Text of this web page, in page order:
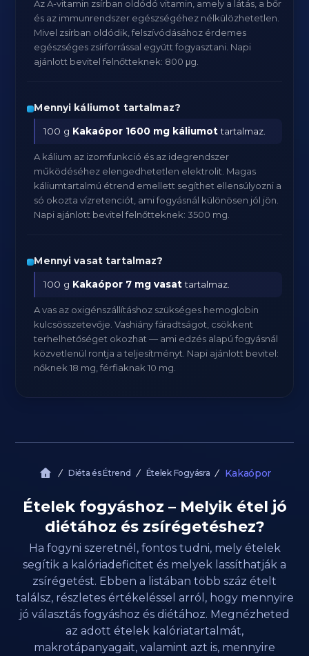
Az A-vitamin zsírban oldódó vitamin, amely a látás, a bőr
és az immunrendszer egészségéhez nélkülözhetetlen.
Mivel zsírban oldódik, felszívódásához érdemes
egészséges zsírforrással együtt fogyasztani. Napi
ajánlott bevitel felnőtteknek: 800 μg.
Mennyi káliumot tartalmaz?
100 g Kakaópor 1600 mg káliumottartalmaz.
A kálium az izomfunkció és az idegrendszer
működéséhez elengedhetetlen elektrolit. Magas
káliumtartalmú étrend emellett segíthet ellensúlyozni a
só okozta vízretenciót, ami fogyásnál különösen jól jön.
Napi ajánlott bevitel felnőtteknek: 3500 mg.
Mennyi vasat tartalmaz?
100 g Kakaópor 7 mg vasattartalmaz.
A vas az oxigénszállításhoz szükséges hemoglobin
kulcsösszetevője. Vashiány fáradtságot, csökkent
terhelhetőséget okozhat — ami edzés alapú fogyásnál
közvetlenül rontja a teljesítményt. Napi ajánlott bevitel:
nőknek 18 mg, férfiaknak 10 mg.
Diéta és Étrend Ételek Fogyásra Kakaópor
Ételek fogyáshoz – Melyik étel jó
diétához és zsírégetéshez?
Ha fogyni szeretnél, fontos tudni, mely ételek
segítik a kalóriadeficitet és melyek lassíthatják a
zsírégetést. Ebben a listában több száz ételt
találsz, részletes értékeléssel arról, hogy mennyire
jó választás fogyáshoz és diétához. Megnézheted
az adott ételek kalóriatartalmát,
makrotápanyagait, valamint azt is, mennyire